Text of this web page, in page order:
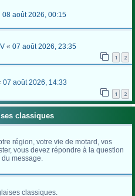
08 août 2026, 00:15
« 07 août 2026, 23:35
1 2
07 août 2026, 14:33
1 2
classiques
région, votre vie de motard, vos
vous devez répondre à la question
message.
classiques.